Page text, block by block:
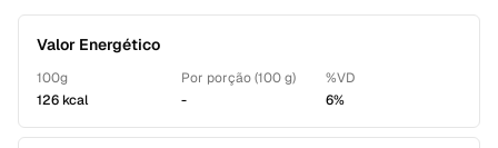
Valor Energético
100g
126 kcal
Por porção (100 g)
-
%VD
6%